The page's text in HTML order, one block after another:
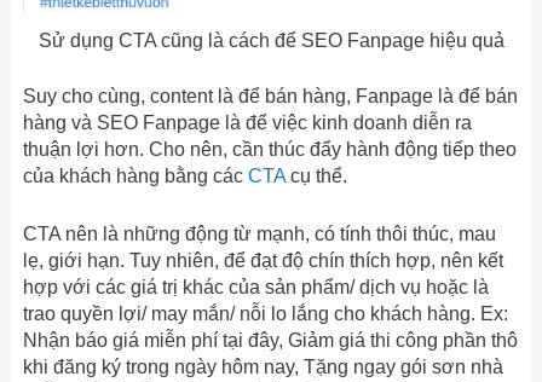
Sử dụng CTA cũng là cách để SEO Fanpage hiệu quả
Suy cho cùng, content là để bán hàng, Fanpage là để bán
hàng và SEO Fanpage là để việc kinh doanh diễn ra
thuận lợi hơn. Cho nên, cần thúc đẩy hành động tiếp theo
của khách hàng bằng các CTAcụ thể.
CTA nên là những động từ mạnh, có tính thôi thúc, mau
lẹ, giới hạn. Tuy nhiên, để đạt độ chín thích hợp, nên kết
hợp với các giá trị khác của sản phẩm/ dịch vụ hoặc là
trao quyền lợi/ may mắn/ nỗi lo lắng cho khách hàng. Ex:
Nhận báo giá miễn phí tại đây, Giảm giá thi công phần thô
khi đăng ký trong ngày hôm nay, Tặng ngay gói sơn nhà